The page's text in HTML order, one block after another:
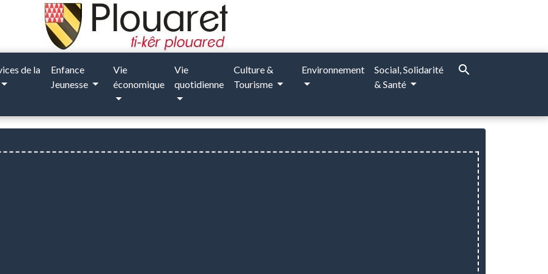
de la
Enfance
Jeunesse
Vie
économique
Vie
quotidienne
Culture &
Tourisme
Environnement
Social, Solidarité
& Santé
search